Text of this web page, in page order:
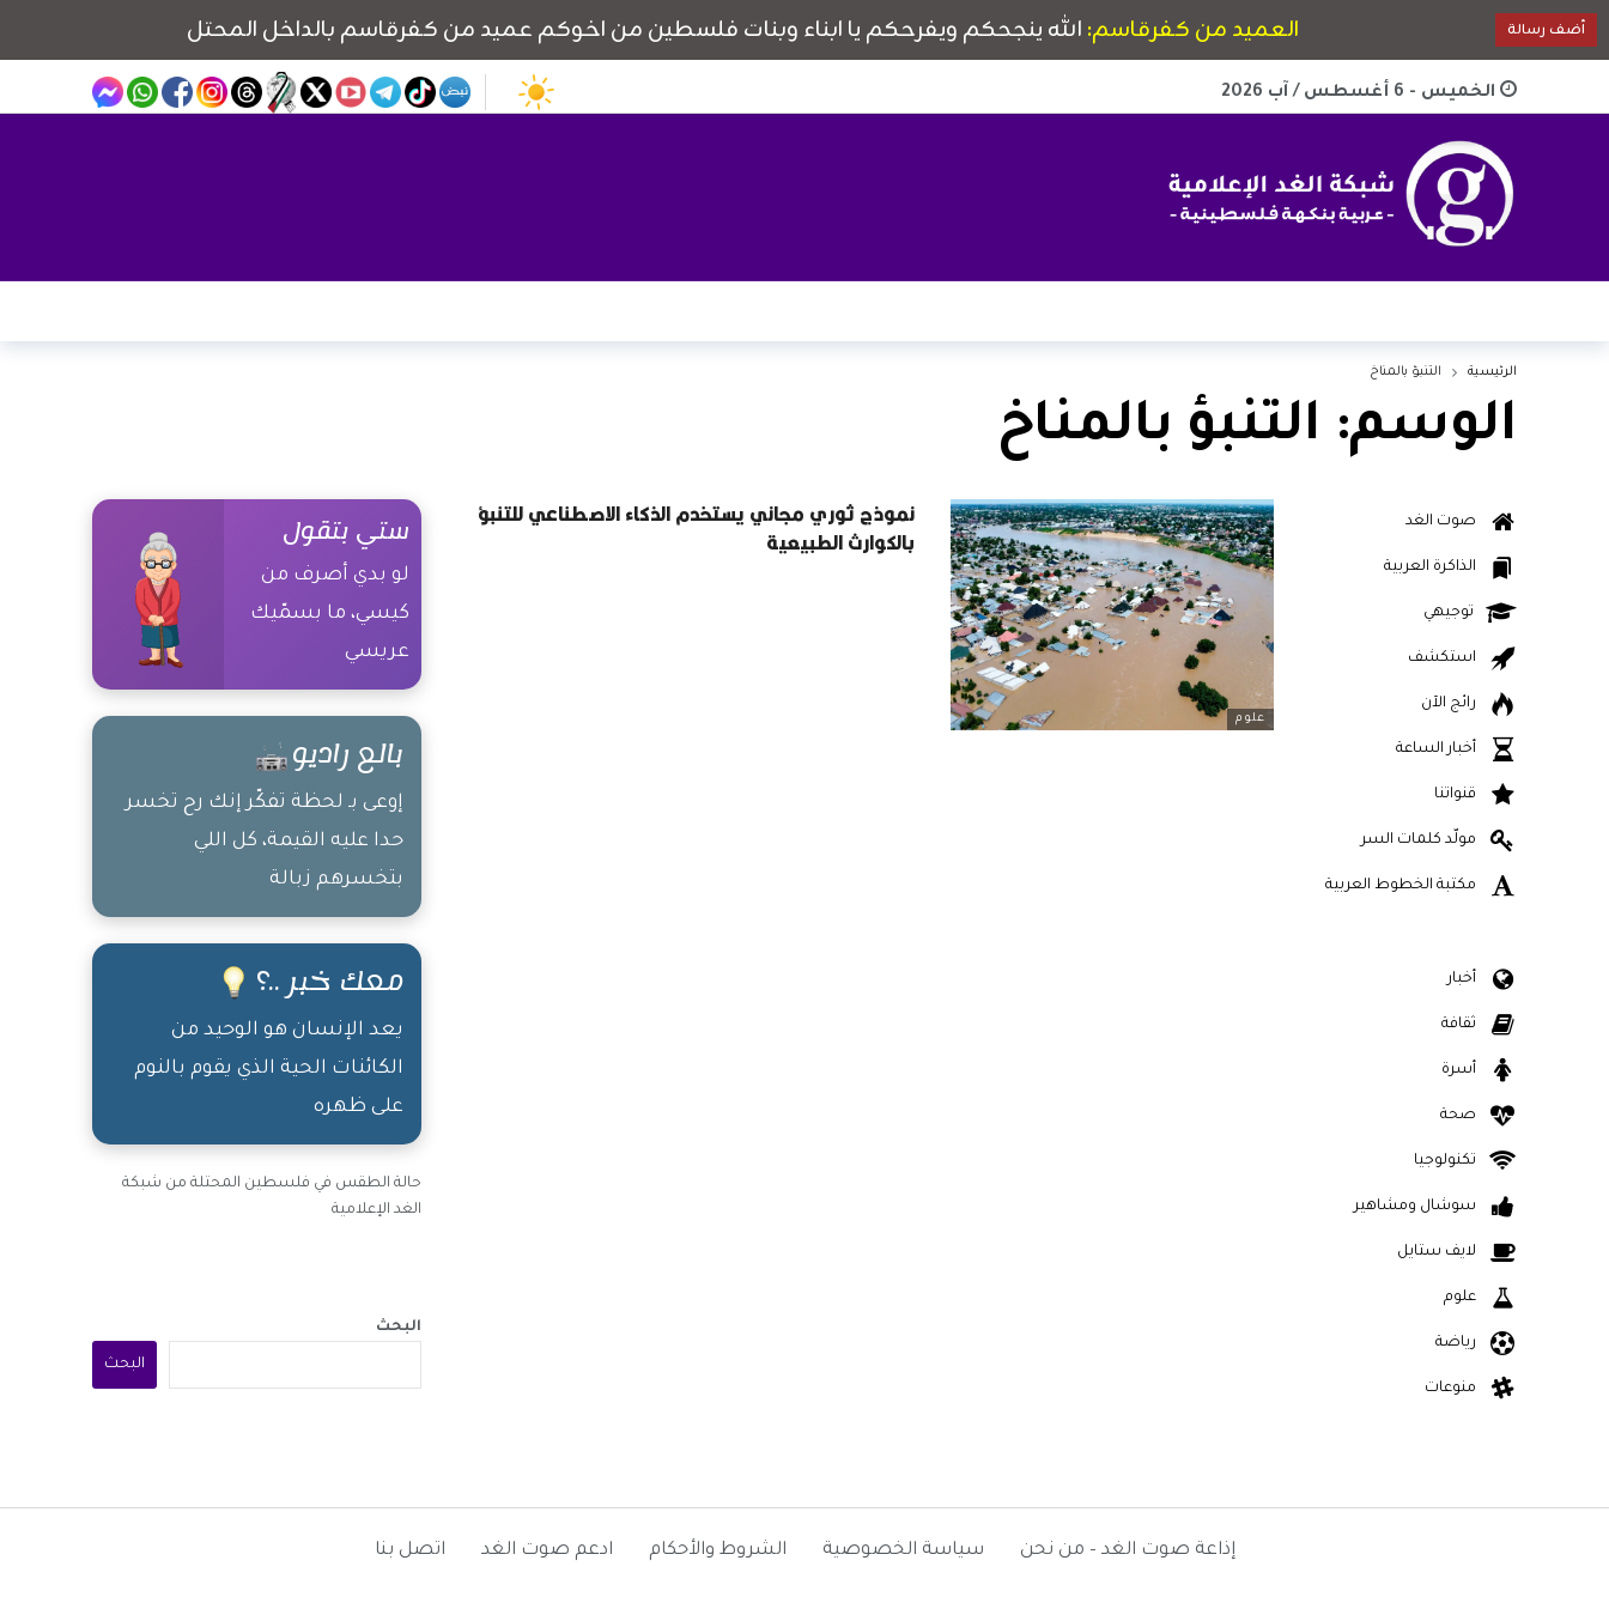
الخميس - 6 أغسطس / آب 2026
الرئيسية التنبؤ بالمناخ
الوسم: التنبؤ بالمناخ
علوم
نموذج ثوري مجاني يستخدم الذكاء الاصطناعي للتنبؤ
بالكوارث الطبيعية
ستي بتقول
لو بدي أصرف من
كيسي، ما بسمّيك
عريسي
بالع راديو
إوعى بـ لحظة تفكّر إنك رح تخسر
حدا عليه القيمة، كل اللي
بتخسرهم زبالة
معك خبر ..؟
يعد الإنسان هو الوحيد من
الكائنات الحية الذي يقوم بالنوم
على ظهره
حالة الطقس في فلسطين المحتلة من شبكة
الغد الإعلامية
البحث
البحث
صوت الغد
الذاكرة العربية
توجيهي
استكشف
رائج الآن
أخبار الساعة
قنواتنا
مولّد كلمات السر
مكتبة الخطوط العربية
أخبار
ثقافة
أسرة
صحة
تكنولوجيا
سوشال ومشاهير
لايف ستايل
علوم
رياضة
منوعات
إذاعة صوت الغد – من نحن سياسة الخصوصية الشروط والأحكام ادعم صوت الغد اتصل بنا